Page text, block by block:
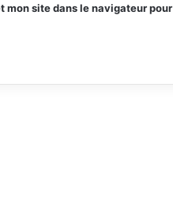
mon site dans le navigateur